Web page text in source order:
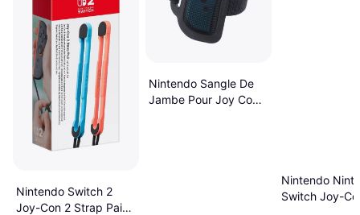
Nintendo Switch 2
Joy-Con 2 Strap Pair -
Nintendo Sangle De
Jambe Pour Joy Con
Nintendo
Switch Joy-